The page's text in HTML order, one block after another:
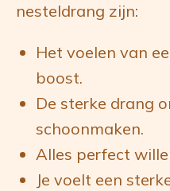
nesteldrang zijn:
Het voelen van
boost.
De sterke drang
schoonmaken.
Alles perfect
Je voelt een